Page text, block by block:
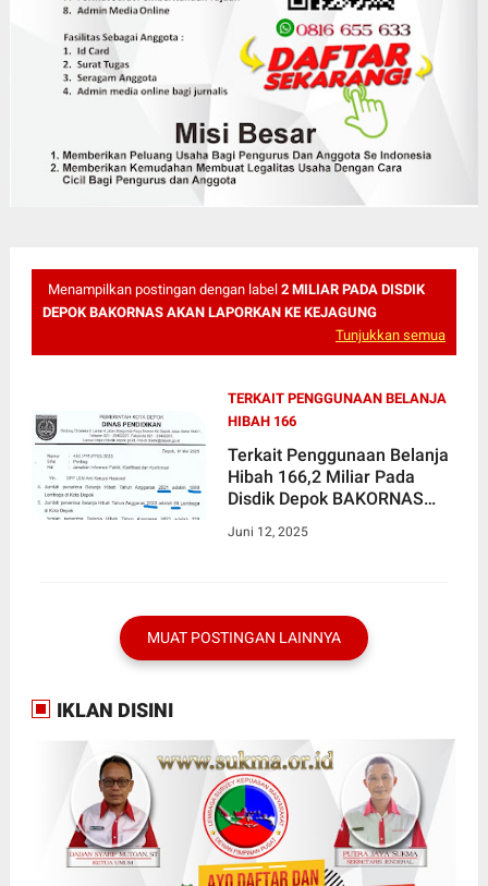
Menampilkan postingan dengan label 2 MILIAR PADA DISDIK
DEPOK BAKORNAS AKAN LAPORKAN KE KEJAGUNG
Tunjukkan semua
TERKAIT PENGGUNAAN BELANJA
HIBAH 166
Terkait Penggunaan Belanja
Hibah 166,2 Miliar Pada
Disdik Depok BAKORNAS
Juni 12, 2025
MUAT POSTINGAN LAINNYA
IKLAN DISINI